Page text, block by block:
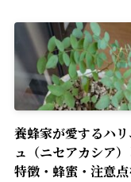
養蜂家が愛するハ
ュ（ニセアカシア）
特徴・蜂蜜・注意